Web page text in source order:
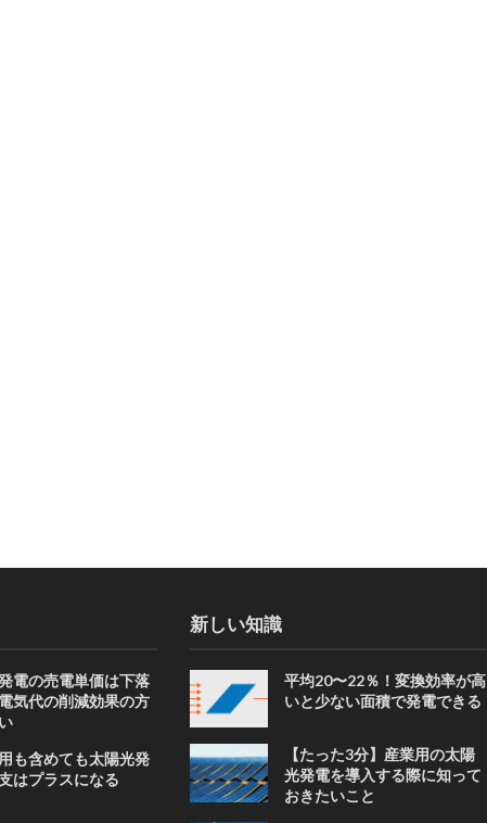
電の売電単価は下落
気代の削減効果の方
も含めても太陽光発
はプラスになる
新しい知識
平均20〜22％！変換効率が高
いと少ない面積で発電できる
【たった3分】産業用の太陽
光発電を導入する際に知って
おきたいこと